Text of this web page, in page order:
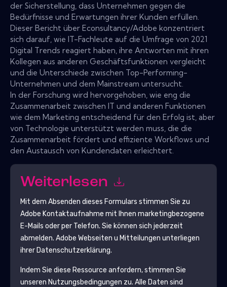
der Sicherstellung, dass Unternehmen gegen die
Bedürfnisse und Erwartungen ihrer Kunden erfüllen.
Dieser Bericht über Econsultancy/Adobe konzentriert
sich darauf, wie IT-Fachleute auf die Umfrage von 2021
Digital Trends reagiert haben, ihre Antworten mit ihren
Kollegen aus anderen Geschäftsfunktionen vergleicht
und die Unterschiede zwischen Top-Performing-
Unternehmen und dem Mainstream untersucht.
In der Forschung wird hervorgehoben, wie eng die
Zusammenarbeit zwischen IT und anderen Funktionen
wie dem Marketing entscheidend für den Erfolg ist, aber
von Technologie unterstützt werden muss, die die
Zusammenarbeit fördert und effiziente Workflows und
den Austausch von Kundendaten erleichtert.
Weiterlesen
Mit dem Absenden dieses Formulars stimmen Sie zu
Adobe Kontaktaufnahme mit Ihnen marketingbezogene
E-Mails oder per Telefon. Sie können sich jederzeit
abmelden. Adobe Webseiten u Mitteilungen unterliegen
ihrer Datenschutzerklärung.
Indem Sie diese Ressource anfordern, stimmen Sie
unseren Nutzungsbedingungen zu. Alle Daten sind